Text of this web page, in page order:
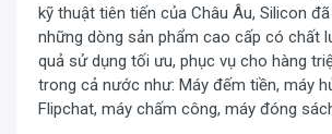
Tính năng tự động thông minh
Khi đưa tiền vào MC-7600 sẽ tự động
tiền máy sẽ tự động dừng, giảm bớt thao
sử dụng. Hoàn toàn tự động nhận biết
chất liệu tiền giấy hoặc polime, VNĐ hay
kỹ thuật tiên tiến của Châu Âu, Silicon
những dòng sản phẩm cao cấp có chất
quả sử dụng tối ưu, phục vụ cho hàng
trong cả nước như: Máy đếm tiền, máy
Flipchat, máy chấm công, máy đóng